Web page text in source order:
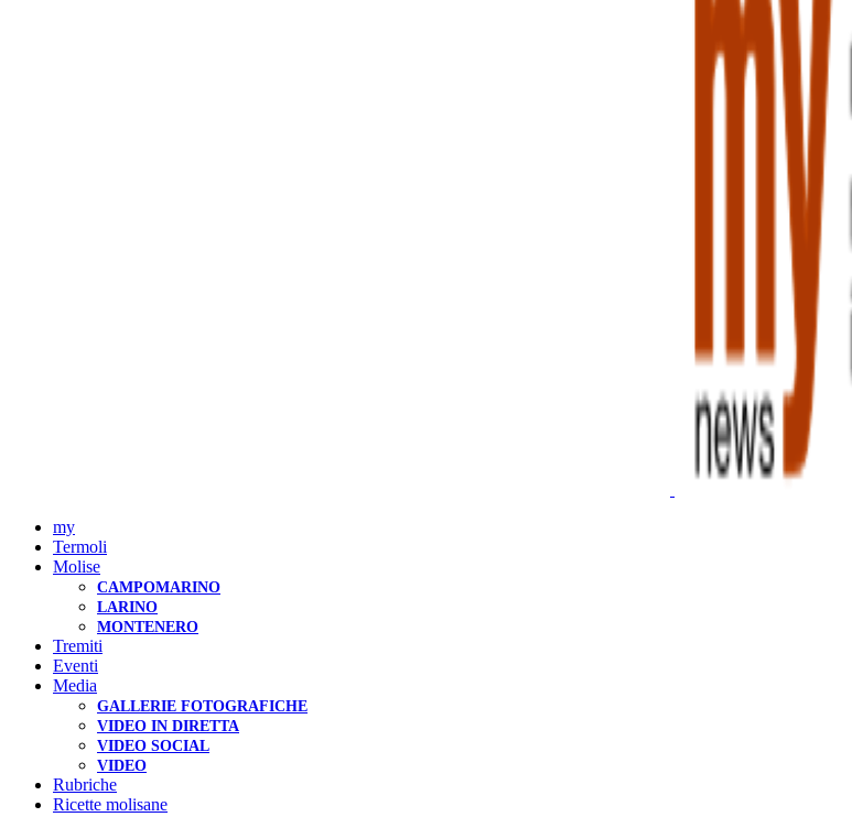
my
Termoli
Molise
CAMPOMARINO
LARINO
MONTENERO
Tremiti
Eventi
Media
GALLERIE FOTOGRAFICHE
VIDEO IN DIRETTA
VIDEO SOCIAL
VIDEO
Rubriche
Ricette molisane